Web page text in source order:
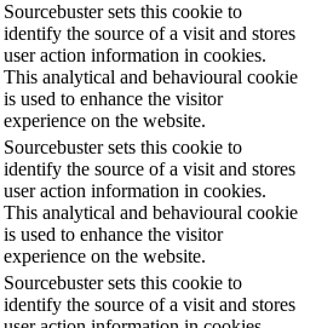
Sourcebuster sets this cookie to
identify the source of a visit and stores
user action information in cookies.
This analytical and behavioural cookie
is used to enhance the visitor
experience on the website.
Sourcebuster sets this cookie to
identify the source of a visit and stores
user action information in cookies.
This analytical and behavioural cookie
is used to enhance the visitor
experience on the website.
Sourcebuster sets this cookie to
identify the source of a visit and stores